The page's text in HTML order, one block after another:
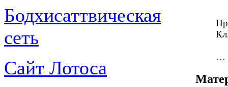
Бодхисаттвическая
сеть
Сайт Лотоса
…